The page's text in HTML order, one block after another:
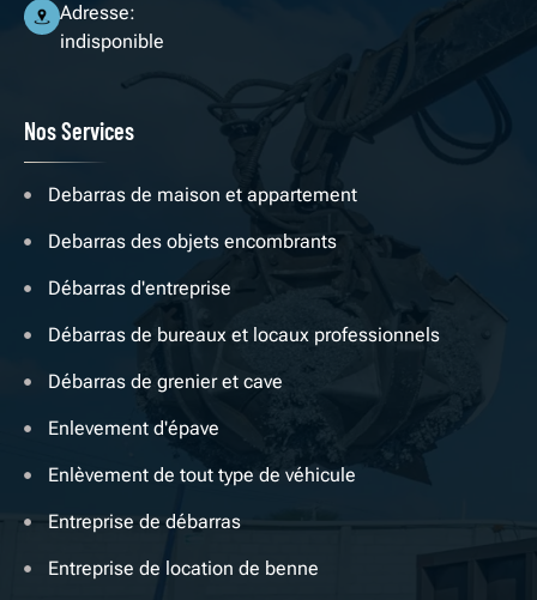
Adresse:
indisponible
Nos Services
Debarras de maison et appartement
Debarras des objets encombrants
Débarras d'entreprise
Débarras de bureaux et locaux professionnels
Débarras de grenier et cave
Enlevement d'épave
Enlèvement de tout type de véhicule
Entreprise de débarras
Entreprise de location de benne